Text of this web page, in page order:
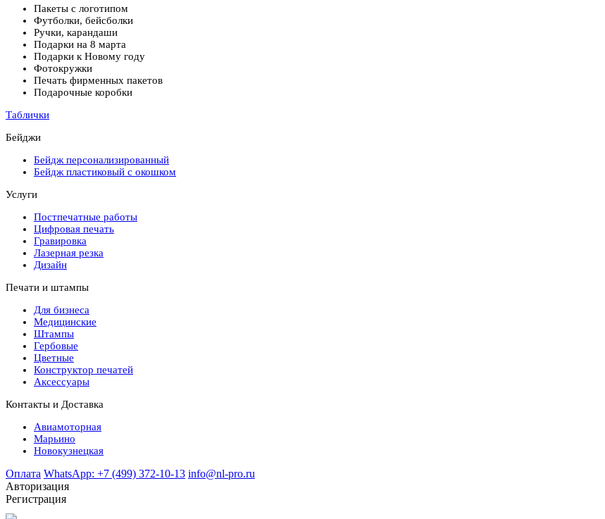
Пакеты с логотипом
Футболки, бейсболки
Ручки, карандаши
Подарки на 8 марта
Подарки к Новому году
Фотокружки
Печать фирменных пакетов
Подарочные коробки
Таблички
Бейджи
Бейдж персонализированный
Бейдж пластиковый с окошком
Услуги
Постпечатные работы
Цифровая печать
Гравировка
Лазерная резка
Дизайн
Печати и штампы
Для бизнеса
Медицинские
Штампы
Гербовые
Цветные
Конструктор печатей
Аксессуары
Контакты и Доставка
Авиамоторная
Марьино
Новокузнецкая
Оплата WhatsApp: +7 (499) 372-10-13 info@nl-pro.ru
Авторизация
Регистрация